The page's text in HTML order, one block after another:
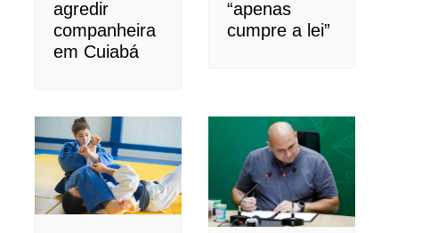
agredir
companheira
em Cuiabá
“apenas
cumpre a lei”